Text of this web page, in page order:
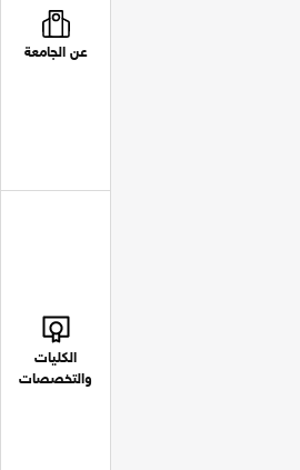
عن الجامعة
الكليات
والتخصصات